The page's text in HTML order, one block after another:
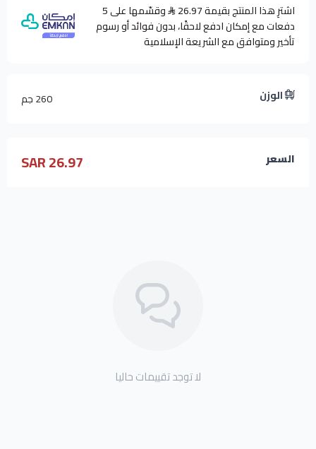
اشترِ هذا المنتج بقيمة 26.97
وقسّمها على 5
دفعات مع إمكان ادفع لاحقًا، بدون فوائد أو رسوم
تأخير ومتوافق مع الشريعة الإسلامية
الوزن 260 جم
السعر 26.97 SAR
لا توجد تقييمات حاليا